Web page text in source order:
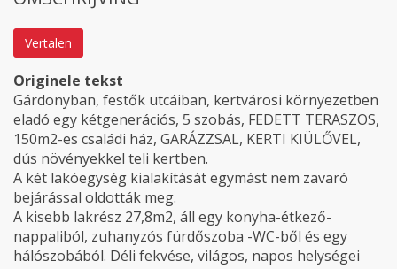
Vertalen
Originele tekst
Gárdonyban, festők utcáiban, kertvárosi környezetben
eladó egy kétgenerációs, 5 szobás, FEDETT TERASZOS,
150m2-es családi ház, GARÁZZSAL, KERTI KIÜLŐVEL,
dús növényekkel teli kertben.
A két lakóegység kialakítását egymást nem zavaró
bejárással oldották meg.
A kisebb lakrész 27,8m2, áll egy konyha-étkező-
nappaliból, zuhanyzós fürdőszoba -WC-ből és egy
hálószobából. Déli fekvése, világos, napos helységei